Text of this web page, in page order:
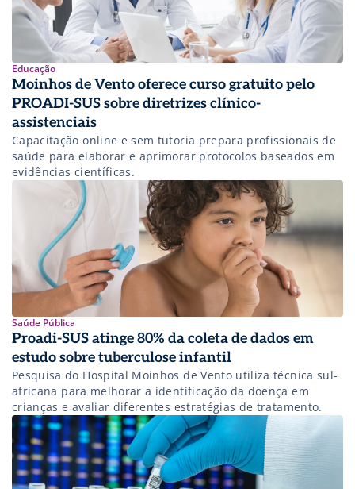
Educação
Moinhos de Vento oferece curso gratuito pelo
PROADI-SUS sobre diretrizes clínico-
assistenciais
Capacitação online e sem tutoria prepara profissionais de
saúde para elaborar e aprimorar protocolos baseados em
evidências científicas.
Saúde Pública
Proadi-SUS atinge 80% da coleta de dados em
estudo sobre tuberculose infantil
Pesquisa do Hospital Moinhos de Vento utiliza técnica sul-
africana para melhorar a identificação da doença em
crianças e avaliar diferentes estratégias de tratamento.